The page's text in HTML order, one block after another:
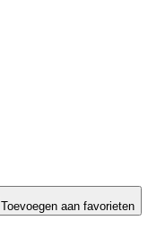
Toevoegen aan favorieten